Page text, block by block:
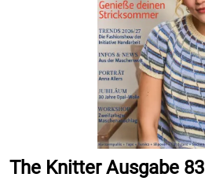
The Knitter Ausgabe 83